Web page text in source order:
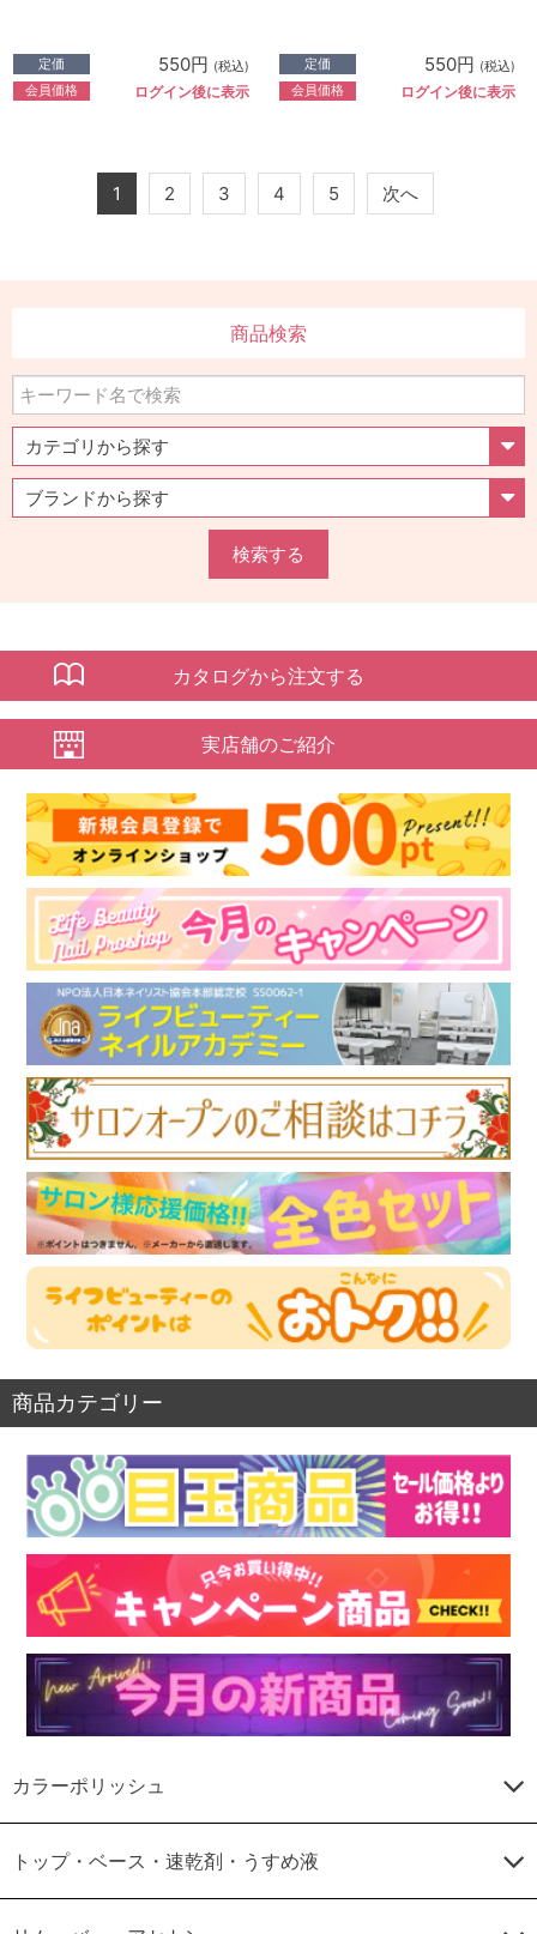
定価 550円 (税込)
会員価格 ログイン後に表示
定価 550円 (税込)
会員価格 ログイン後に表示
1 2 3 4 5 次へ
商品検索
検索する
カタログから注文する
実店舗のご紹介
商品カテゴリー
カラーポリッシュ
トップ・ベース・速乾剤・うすめ液